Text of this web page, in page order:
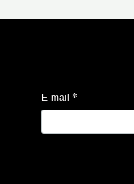
E-mail *